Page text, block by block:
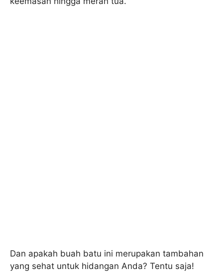
Dan apakah buah batu ini merupakan tambahan
yang sehat untuk hidangan Anda? Tentu saja!